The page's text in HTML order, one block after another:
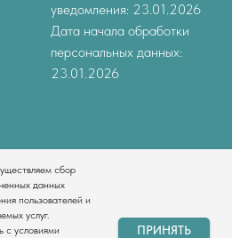
сбор
данных
пользователей и
услуг.
с условиями
ПРИНЯТЬ
уведомления: 23.01.2026
Дата начала обработки
персональных данных:
23.01.2026